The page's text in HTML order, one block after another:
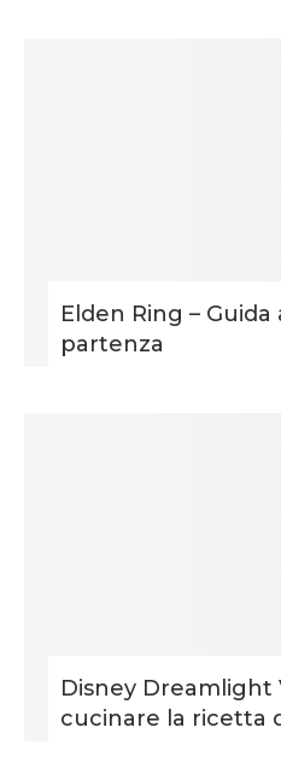
Elden Ring – Guida
partenza
Disney Dreamlight
cucinare la ricetta